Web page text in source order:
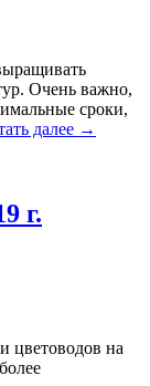
Очень важно,
сроки,
далее →
г.
цветоводов на